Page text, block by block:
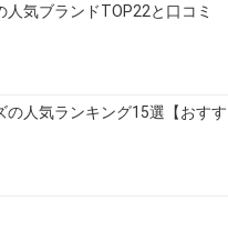
人気ブランドTOP22と口コミ
の人気ランキング15選【おすす